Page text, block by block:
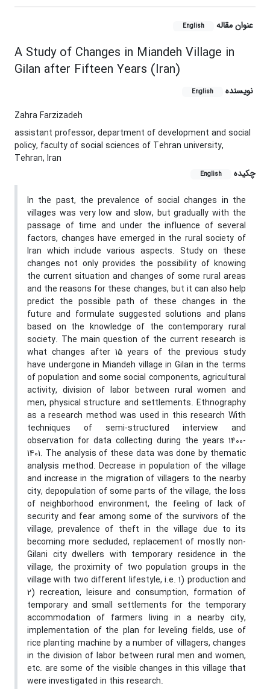
عنوان مقاله English
A Study of Changes in Miandeh Village in
Gilan after Fifteen Years (Iran)
نویسنده English
Zahra Farzizadeh
assistant professor, department of development and social
policy, faculty of social sciences of Tehran university,
Tehran, Iran
چکیده
English
In the past, the prevalence of social changes in the
villages was very low and slow, but gradually with the
passage of time and under the influence of several
factors, changes have emerged in the rural society of
Iran which include various aspects. Study on these
changes not only provides the possibility of knowing
the current situation and changes of some rural areas
and the reasons for these changes, but it can also help
predict the possible path of these changes in the
future and formulate suggested solutions and plans
based on the knowledge of the contemporary rural
society. The main question of the current research is
what changes after 15 years of the previous study
have undergone in Miandeh village in Gilan in the terms
of population and some social components, agricultural
activity, division of labor between rural women and
men, physical structure and settlements. Ethnography
as a research method was used in this research With
techniques of semi-structured interview and
observation for data collecting during the years 1400-
1401. The analysis of these data was done by thematic
analysis method. Decrease in population of the village
and increase in the migration of villagers to the nearby
city, depopulation of some parts of the village, the loss
of neighborhood environment, the feeling of lack of
security and fear among some of the survivors of the
village, prevalence of theft in the village due to its
becoming more secluded, replacement of mostly non-
Gilani city dwellers with temporary residence in the
village, the proximity of two population groups in the
village with two different lifestyle, i.e. 1) production and
2) recreation, leisure and consumption, formation of
temporary and small settlements for the temporary
accommodation of farmers living in a nearby city,
implementation of the plan for leveling fields, use of
rice planting machine by a number of villagers, changes
in the division of labor between rural men and women,
etc. are some of the visible changes in this village that
were investigated in this research.